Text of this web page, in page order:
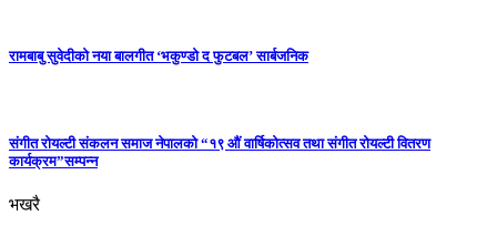
रामबाबु सुवेदीको नया बालगीत ‘भकुण्डो द फुटबल’ सार्बजनिक
संगीत रोयल्टी संकलन समाज नेपालको “१९ औं वार्षिकोत्सव तथा संगीत रोयल्टी वितरण
कार्यक्रम”सम्पन्न
भखरै